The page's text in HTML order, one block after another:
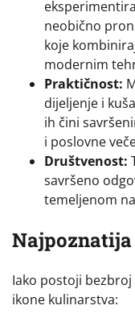
neobično
koje
modernim
Praktičnost:
dijeljenje i
ih čini
i poslovne
Društvenost:
savršeno
temeljenom
Iako postoji bezbroj
ikone kulinarstva: